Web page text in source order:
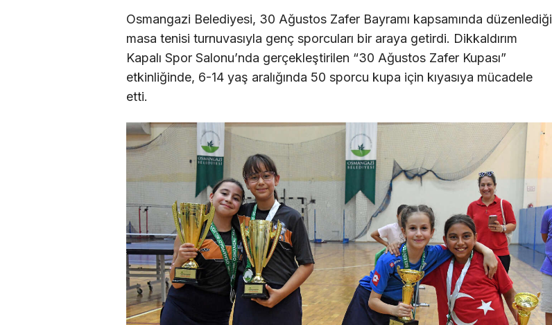
Osmangazi Belediyesi, 30 Ağustos Zafer Bayramı kapsamında düzenlediği
masa tenisi turnuvasıyla genç sporcuları bir araya getirdi. Dikkaldırım
Kapalı Spor Salonu’nda gerçekleştirilen “30 Ağustos Zafer Kupası”
etkinliğinde, 6-14 yaş aralığında 50 sporcu kupa için kıyasıya mücadele
etti.